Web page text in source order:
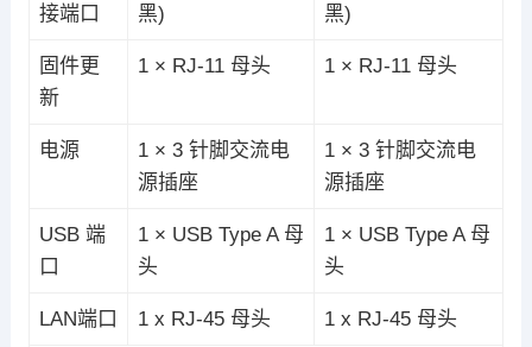
接端口
黑)
黑)
固件更
新
1 × RJ-11 母头 1 × RJ-11 母头
电源
1 × 3 针脚交流电
源插座
1 × 3 针脚交流电
源插座
USB 端
口
1 × USB Type A 母
头
1 × USB Type A 母
头
LAN端口 1 x RJ-45 母头 1 x RJ-45 母头